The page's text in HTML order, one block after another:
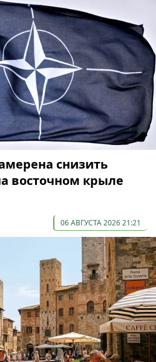
снизить
восточном крыле
06 АВГУСТА 2026 21:21